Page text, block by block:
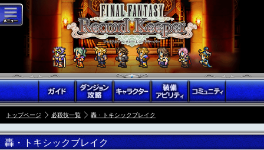
トップページ 必殺技一覧 轟・トキシックブレイク
轟・トキシックブレイク